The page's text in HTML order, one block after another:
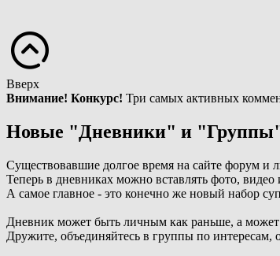
Вверх
Внимание! Конкурс! Три самых активных
Новые "Дневники" и "Группы"
Существовавшие долгое время на сайте форум и
Теперь в дневниках можно вставлять фото,
А самое главное - это конечно же новый набор
Дневник может быть личным как раньше, а
Дружите, объединяйтесь в группы по интересам,